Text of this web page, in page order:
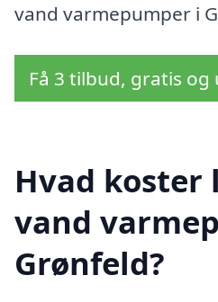
vand varmepumper i
Få 3 tilbud, gratis
Hvad
vand
Grønfeld?